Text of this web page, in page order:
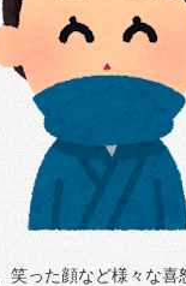
った顔など様々な喜